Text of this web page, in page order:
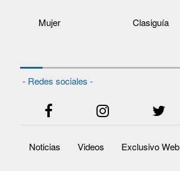
Mujer Clasiguía
- Redes sociales -
Noticias Videos Exclusivo Web